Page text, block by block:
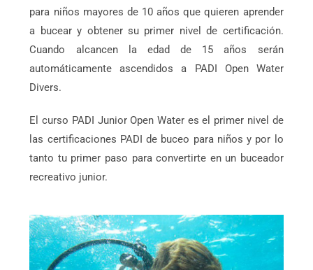
para niños mayores de 10 años que quieren aprender
a bucear y obtener su primer nivel de certificación.
Cuando alcancen la edad de 15 años serán
automáticamente ascendidos a PADI Open Water
Divers.
El curso PADI Junior Open Water es el primer nivel de
las certificaciones PADI de buceo para niños y por lo
tanto tu primer paso para convertirte en un buceador
recreativo junior.